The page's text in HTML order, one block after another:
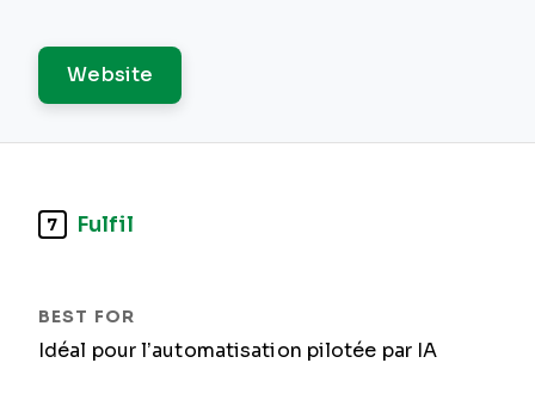
Website
7 Fulfil
Idéal pour l’automatisation pilotée par IA